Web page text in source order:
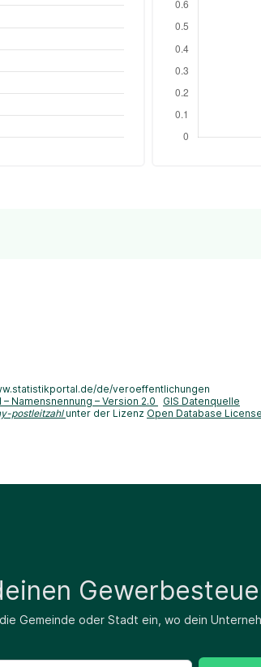
de/veroeffentlichungen
Namensnennung – Version 2.0
GIS Datenquelle
postleitzahlunter der Lizenz Open Database License
Gemeinde oder Stadt ein, wo dein